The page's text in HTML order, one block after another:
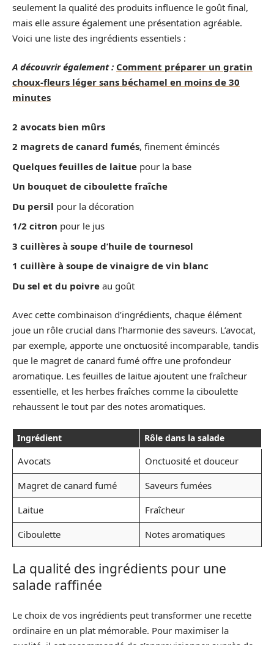
seulement la qualité des produits influence le goût final,
mais elle assure également une présentation agréable.
Voici une liste des ingrédients essentiels :
A découvrir également : Comment préparer un gratin
choux-fleurs léger sans béchamel en moins de 30
minutes
2 avocats bien mûrs
2 magrets de canard fumés, finement émincés
Quelques feuilles de laitue pour la base
Un bouquet de ciboulette fraîche
Du persil pour la décoration
1/2 citron pour le jus
3 cuillères à soupe d’huile de tournesol
1 cuillère à soupe de vinaigre de vin blanc
Du sel et du poivre au goût
Avec cette combinaison d’ingrédients, chaque élément
joue un rôle crucial dans l’harmonie des saveurs. L’avocat,
par exemple, apporte une onctuosité incomparable, tandis
que le magret de canard fumé offre une profondeur
aromatique. Les feuilles de laitue ajoutent une fraîcheur
essentielle, et les herbes fraîches comme la ciboulette
rehaussent le tout par des notes aromatiques.
Ingrédient Rôle dans la salade
Avocats
Onctuosité et douceur
Magret de canard fumé
Saveurs fumées
Laitue
Fraîcheur
Ciboulette
Notes aromatiques
La qualité des ingrédients pour une
salade raffinée
Le choix de vos ingrédients peut transformer une recette
ordinaire en un plat mémorable. Pour maximiser la